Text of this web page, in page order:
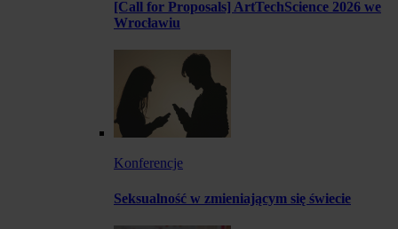
[Call for Proposals] ArtTechScience 2026 we
Wrocławiu
Konferencje
Seksualność w zmieniającym się świecie